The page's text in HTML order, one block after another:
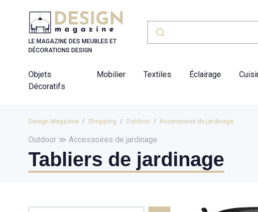
LE MAGAZINE DES MEUBLES ET
DÉCORATIONS DESIGN
Objets
Décoratifs
Mobilier Textiles Éclairage
Design Magazine Shopping Outdoor Accessoires de jardinage
Outdoor ≫ Accessoires de jardinage
Tabliers de jardinage